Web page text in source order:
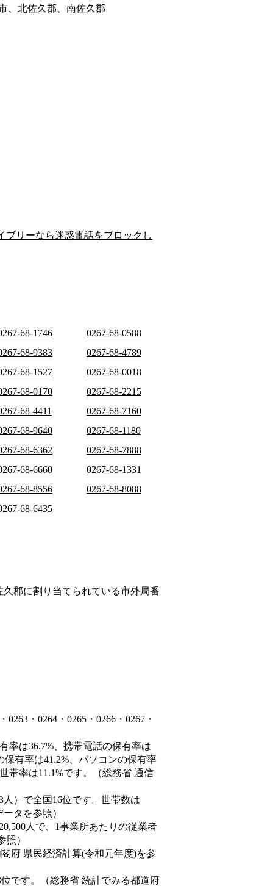
、北佐久郡、南佐久郡
ブリーなら迷惑電話をブロックし
68-1746
0267-68-0588
68-9383
0267-68-4789
68-1527
0267-68-0018
68-0170
0267-68-2215
68-4411
0267-68-7160
68-9640
0267-68-1180
68-6362
0267-68-7888
68-6660
0267-68-1331
68-8556
0267-68-8088
68-6435
久郡に割り当てられている市外局番
・0264・0265・0266・0267・
率は36.7%、携帯電話の保有率は
有率は41.2%、パソコンの保有率
帯率は11.1%です。（総務省 通信
人）で全国16位です。世帯数は
タを参照）
人で、1事業所あたりの従業者
照）
府 県民経済計算(令和元年度)を参
です。（総務省 統計でみる都道府